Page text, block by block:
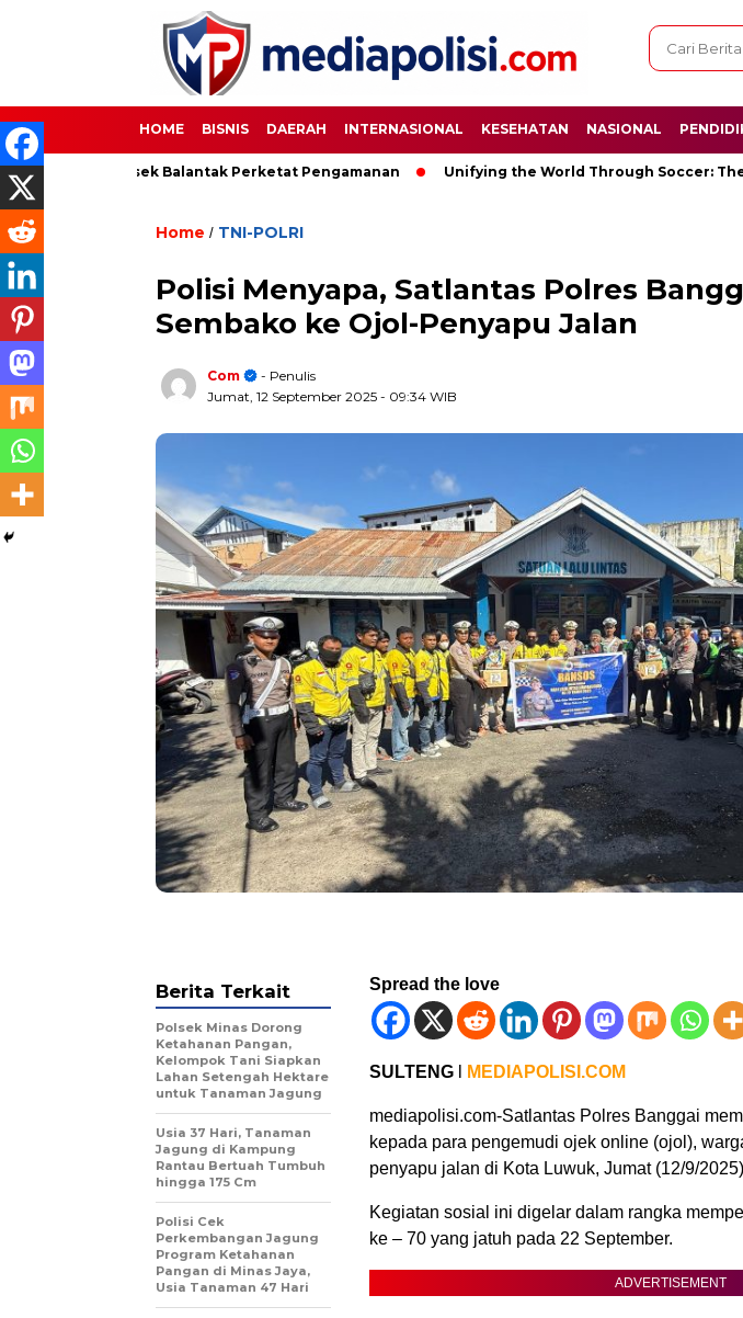
HOME BISNIS DAERAH INTERNASIONAL KESEHATAN NASIONAL
Polsek Balantak Perketat Pengamanan Unifying the World Through Soccer: The
Home / TNI-POLRI
Polisi Menyapa, Satlantas Polres
Sembako ke Ojol-Penyapu Jalan
Com
- Penulis
Jumat, 12 September 2025 - 09:34 WIB
Spread the love
SULTENG MEDIAPOLISI.COM
mediapolisi.com-Satlantas Polres Banggai
kepada para pengemudi ojek online (ojol),
penyapu jalan di Kota Luwuk, Jumat (12/9/
Kegiatan sosial ini digelar dalam rangka
ke – 70 yang jatuh pada 22 September.
ADVERTISEMENT
Berita Terkait
Polsek Minas Dorong
Ketahanan Pangan,
Kelompok Tani Siapkan
Lahan Setengah Hektare
untuk Tanaman Jagung
Usia 37 Hari, Tanaman
Jagung di Kampung
Rantau Bertuah Tumbuh
hingga 175 Cm
Polisi Cek
Perkembangan Jagung
Program Ketahanan
Pangan di Minas Jaya,
Usia Tanaman 47 Hari